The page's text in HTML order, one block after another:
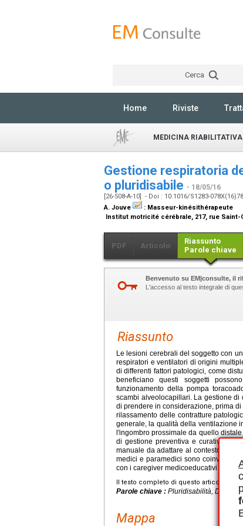
Cerca
Home Riviste
MEDICINA RIABILITATIVA
Gestione respiratoria
o pluridisabile - 18/05/16
[26-508-A-10] - Doi : 10.1016/S1283-
A. Jouve
: Masseur-kinésithérapeute
Institut motricité cérébrale, 217, rue Saint-
PDF Articolo
Riassunto
Parole chiave
Benvenuto su EM|consulte, il
L'accesso al testo integrale di
Riassunto
Le lesioni cerebrali del soggetto con
respiratori e ventilatori di origini
di differenti fattori patologici, come
beneficiano questi soggetti
funzionamento della pompa
scambi alveolocapillari. La gestione di
di prendere in considerazione, prima
rilassamento delle contratture
generale, la qualità della ventilazione
l'ingombro prossimale da quello
di gestione preventiva e curativa. I
manuale da adattare al contesto
medici e paramedici sono coinvolti in
con i caregiver medicoeducativi che lo
Il testo completo di questo articolo è
Parole chiave : Pluridisabilità,
Mappa